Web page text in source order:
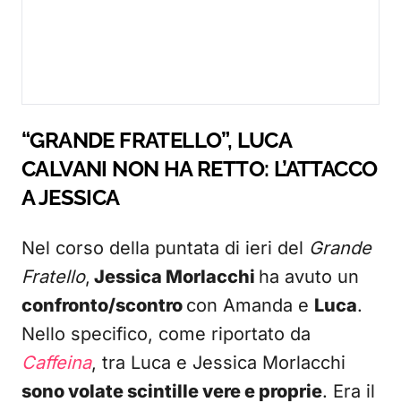
“GRANDE FRATELLO”, LUCA
CALVANI NON HA RETTO: L’ATTACCO
A JESSICA
Nel corso della puntata di ieri del Grande
Fratello, Jessica Morlacchi ha avuto un
confronto/scontro con Amanda e Luca.
Nello specifico, come riportato da
Caffeina, tra Luca e Jessica Morlacchi
sono volate scintille vere e proprie. Era il